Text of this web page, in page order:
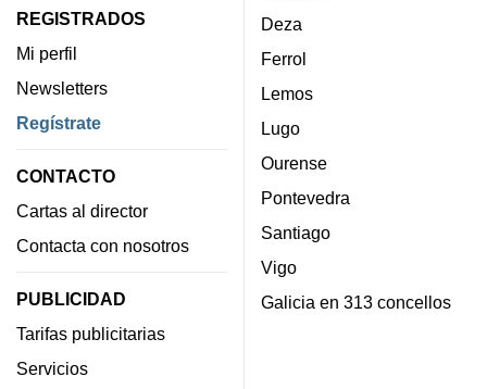
REGISTRADOS
Mi perfil
Newsletters
Regístrate
CONTACTO
Cartas al director
Contacta con nosotros
PUBLICIDAD
Tarifas publicitarias
Servicios
Deza
Ferrol
Lemos
Lugo
Ourense
Pontevedra
Santiago
Vigo
Galicia en 313 concellos